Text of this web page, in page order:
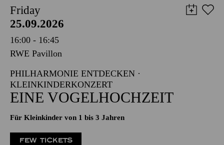
Friday
25.09.2026
16:00 - 16:45
RWE Pavillon
PHILHARMONIE ENTDECKEN ·
KLEINKINDERKONZERT
EINE VOGELHOCHZEIT
Für Kleinkinder von 1 bis 3 Jahren
FEW TICKETS